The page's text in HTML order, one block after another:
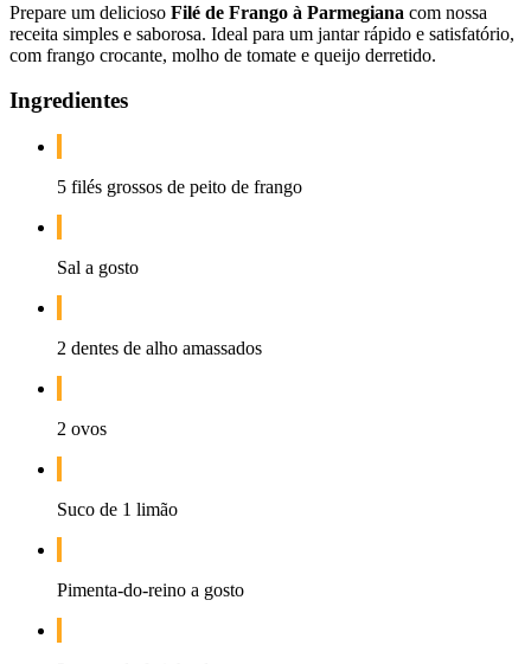
Prepare um delicioso Filé de Frango à Parmegiana com nossa
receita simples e saborosa. Ideal para um jantar rápido e satisfatório,
com frango crocante, molho de tomate e queijo derretido.
Ingredientes
5 filés grossos de peito de frango
Sal a gosto
2 dentes de alho amassados
2 ovos
Suco de 1 limão
Pimenta-do-reino a gosto